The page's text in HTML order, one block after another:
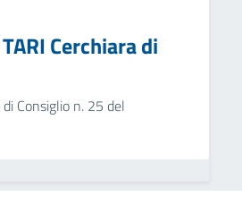
Cerchiara di
Consiglio n. 25 del